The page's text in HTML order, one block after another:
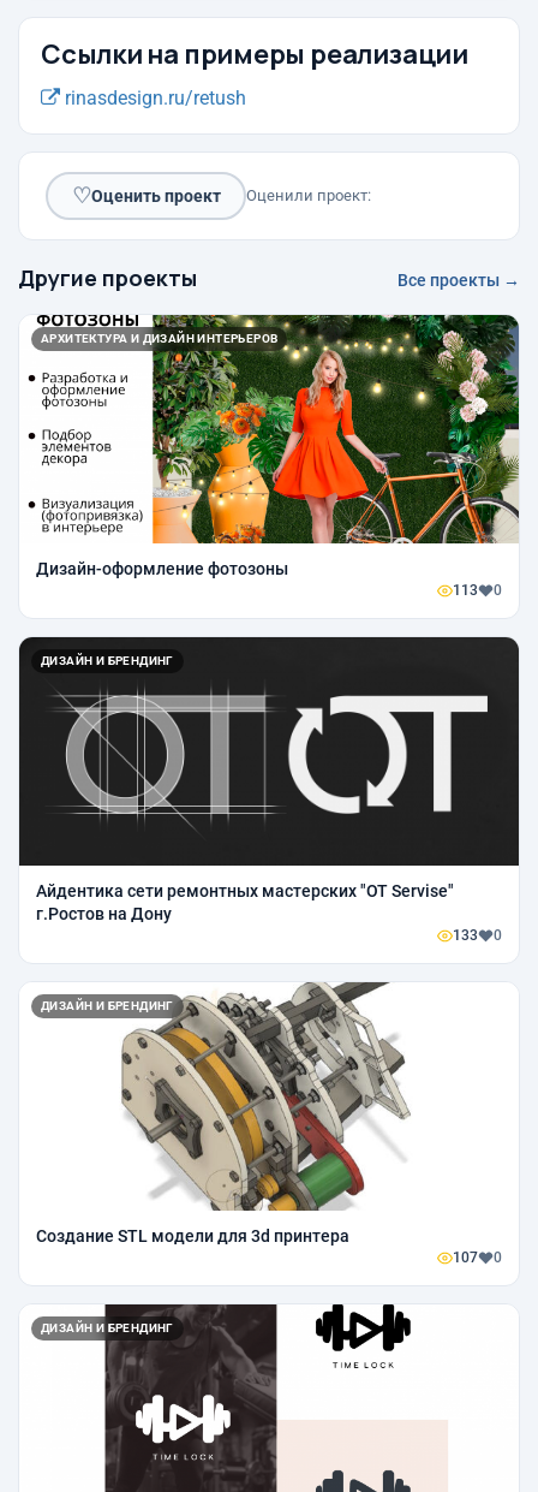
Ссылки на примеры реализации
rinasdesign.ru/retush
♡Оценить проект Оценили проект:
Другие проекты Все проекты →
АРХИТЕКТУРА И ДИЗАЙН ИНТЕРЬЕРОВ
Дизайн-оформление фотозоны
113 0
ДИЗАЙН И БРЕНДИНГ
Айдентика сети ремонтных мастерских "OT Servise"
г.Ростов на Дону
133 0
ДИЗАЙН И БРЕНДИНГ
Создание STL модели для 3d принтера
107 0
ДИЗАЙН И БРЕНДИНГ